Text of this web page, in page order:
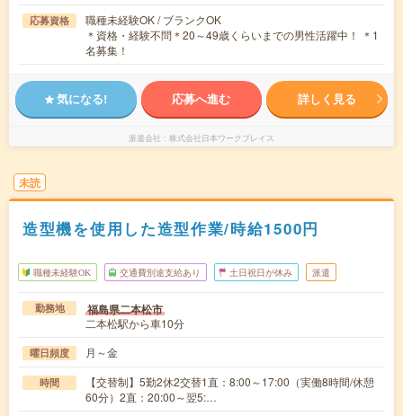
応募資格
職種未経験OK / ブランクOK
＊資格・経験不問＊20～49歳くらいまでの男性活躍中！ ＊1
名募集！
気になる! 応募へ進む 詳しく見る
派遣会社 株式会社日本ワークプレイス
未読
造型機を使用した造型作業/時給1500円
職種未経験OK 交通費別途支給あり 土日祝日が休み 派遣
勤務地 福島県二本松市
二本松駅から車10分
曜日頻度 月～金
時間
【交替制】5勤2休2交替1直：8:00～17:00（実働8時間/休憩
60分）2直：20:00～翌5:…